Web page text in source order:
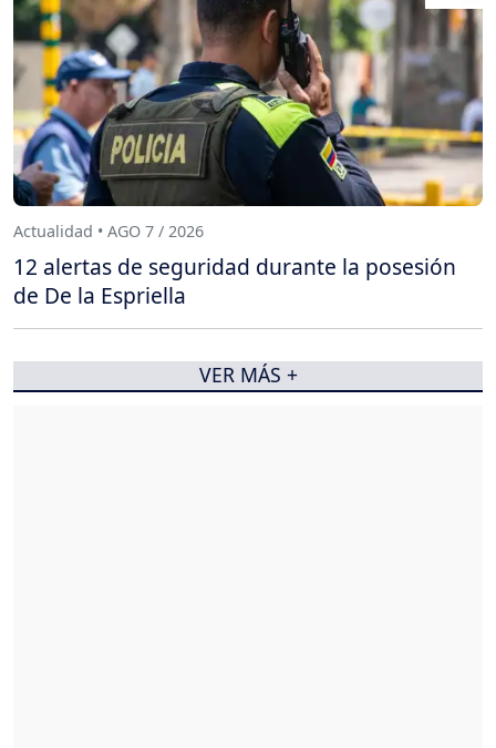
Actualidad • AGO 7 / 2026
12 alertas de seguridad durante la posesión
de De la Espriella
VER MÁS +